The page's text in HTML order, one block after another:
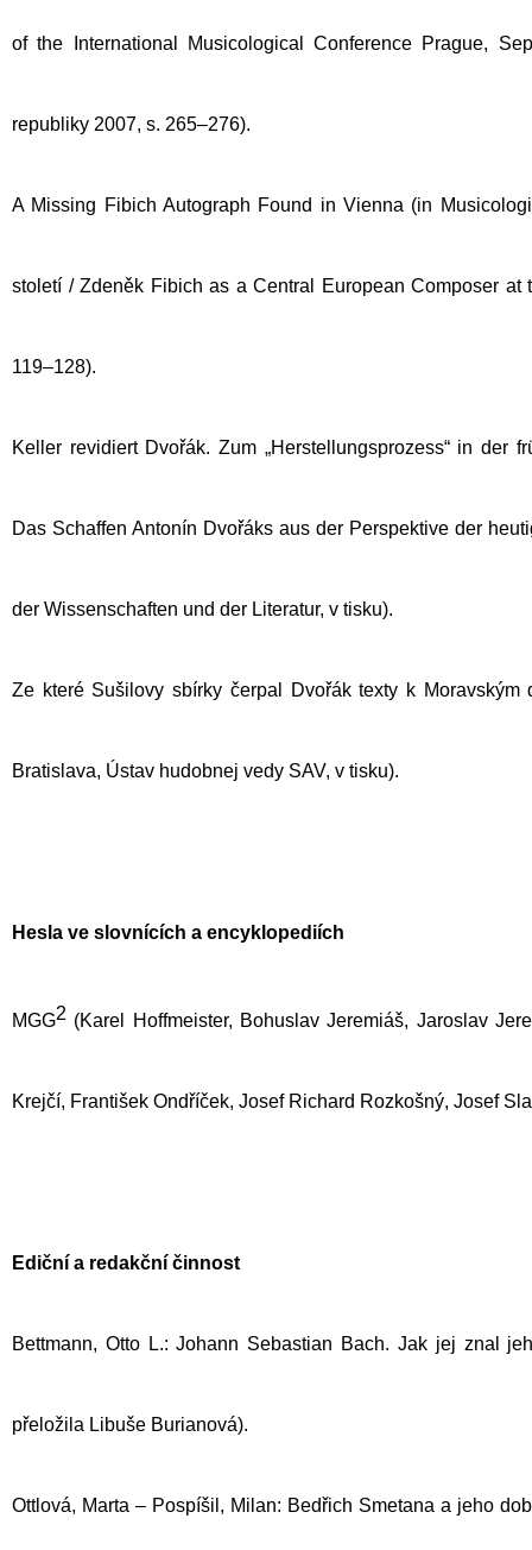
of the International Musicological Conference Prague,
republiky 2007, s. 265–276).
A Missing Fibich Autograph Found in Vienna (in
století / Zdeněk Fibich as a Central European Composer
119–128).
Keller revidiert Dvořák. Zum „Herstellungsprozess“ in der
Das Schaffen Antonín Dvořáks aus der Perspektive der
der Wissenschaften und der Literatur, v tisku).
Ze které Sušilovy sbírky čerpal Dvořák texty k
Bratislava, Ústav hudobnej vedy SAV, v tisku).
Hesla ve slovnících a encyklopediích
MGG2 (Karel Hoffmeister, Bohuslav Jeremiáš, Jaroslav
Krejčí, František Ondříček, Josef Richard Rozkošný, Josef
Ediční a redakční činnost
Bettmann, Otto L.: Johann Sebastian Bach. Jak jej znal
přeložila Libuše Burianová).
Ottlová, Marta – Pospíšil, Milan: Bedřich Smetana a jeho